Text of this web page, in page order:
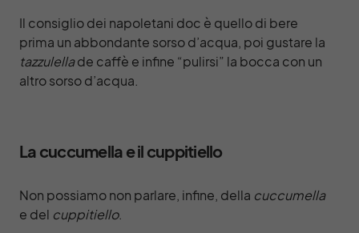
Il consiglio dei napoletani doc è quello di bere
prima un abbondante sorso d’acqua, poi gustare la
tazzulellade caffè e infine “pulirsi” la bocca con un
altro sorso d’acqua.
La cuccumella e il cuppitiello
Non possiamo non parlare, infine, della cuccumella
e del cuppitiello.